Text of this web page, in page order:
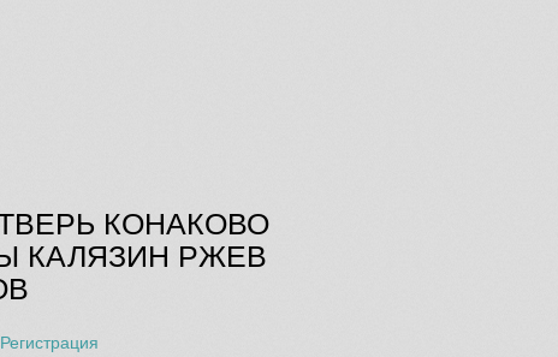
КОНАКОВО
КАЛЯЗИН РЖЕВ
Регистрация